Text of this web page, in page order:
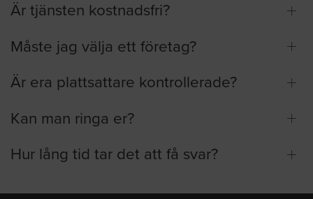
Är tjänsten kostnadsfri?
Måste jag välja ett företag?
Är era plattsattare kontrollerade?
Kan man ringa er?
Hur lång tid tar det att få svar?